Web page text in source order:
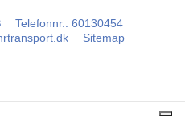
Telefonnr.: 60130454
Sitemap